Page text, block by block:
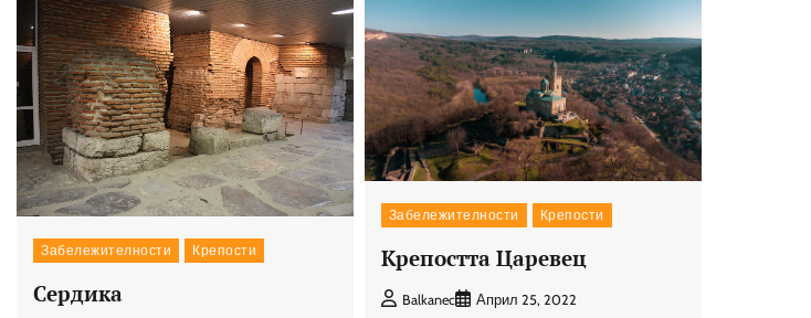
Забележителности Крепости
Сердика
Забележителности Крепости
Крепостта Царевец
Balkanec Април 25, 2022